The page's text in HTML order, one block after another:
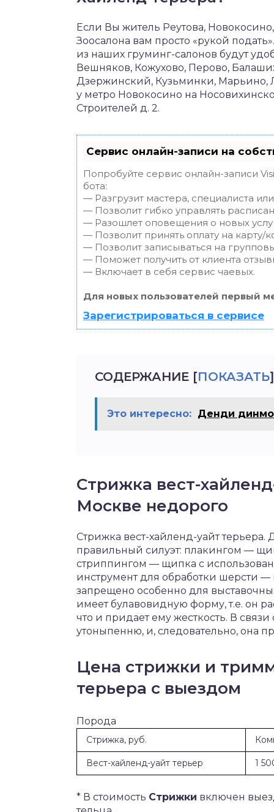
Если Вы житель Реутова,
Зоосалона вам просто «рукой
из наших груминг-салонов будут
Вешняков, Кожухово, Перово,
Дзержинский, Кузьминки, Марьино,
у метро Новокосино на
Строителей д. 2.
Сервис онлайн-записи на
Попробуйте сервис онлайн-записи
бота:
— Разгрузит мастера, специалиста
— Позволит гибко управлять
— Разошлет оповещения о новых
— Позволит принять оплату на карту/
— Позволит записываться на
— Поможет получить от клиента
— Включает в себя сервис чаевых.
Для новых пользователей первый
Зарегистрироваться в сервисе
СОДЕРЖАНИЕ [ПОКАЗАТЬ]
Это интересно: Денди
Стрижка вест-
Москве недорого
Стрижка вест-хайленд-уайт
правильный силуэт: плакингом —
стриппингом — щипка с
инструмент для обработки шерсти
запрещено особенно для
имеет булавовидную форму, т.е. он
что и придает ему жесткость. В
утоныпенню, и, следовательно, она
Цена стрижки и
терьера с выездом
Порода
Стрижка, руб.
Вест-хайленд-уайт терьер 1
* В стоимость Стрижки включен